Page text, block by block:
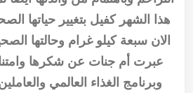
هذا الشهر كفيل بتغيير حياتها
الان سبعة كيلو غرام وحالتها
عبرت أم جنات عن شكرها
وبرنامج الغذاء العالمي